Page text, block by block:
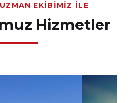
EKIBIMIZ İLE
Hizmetler